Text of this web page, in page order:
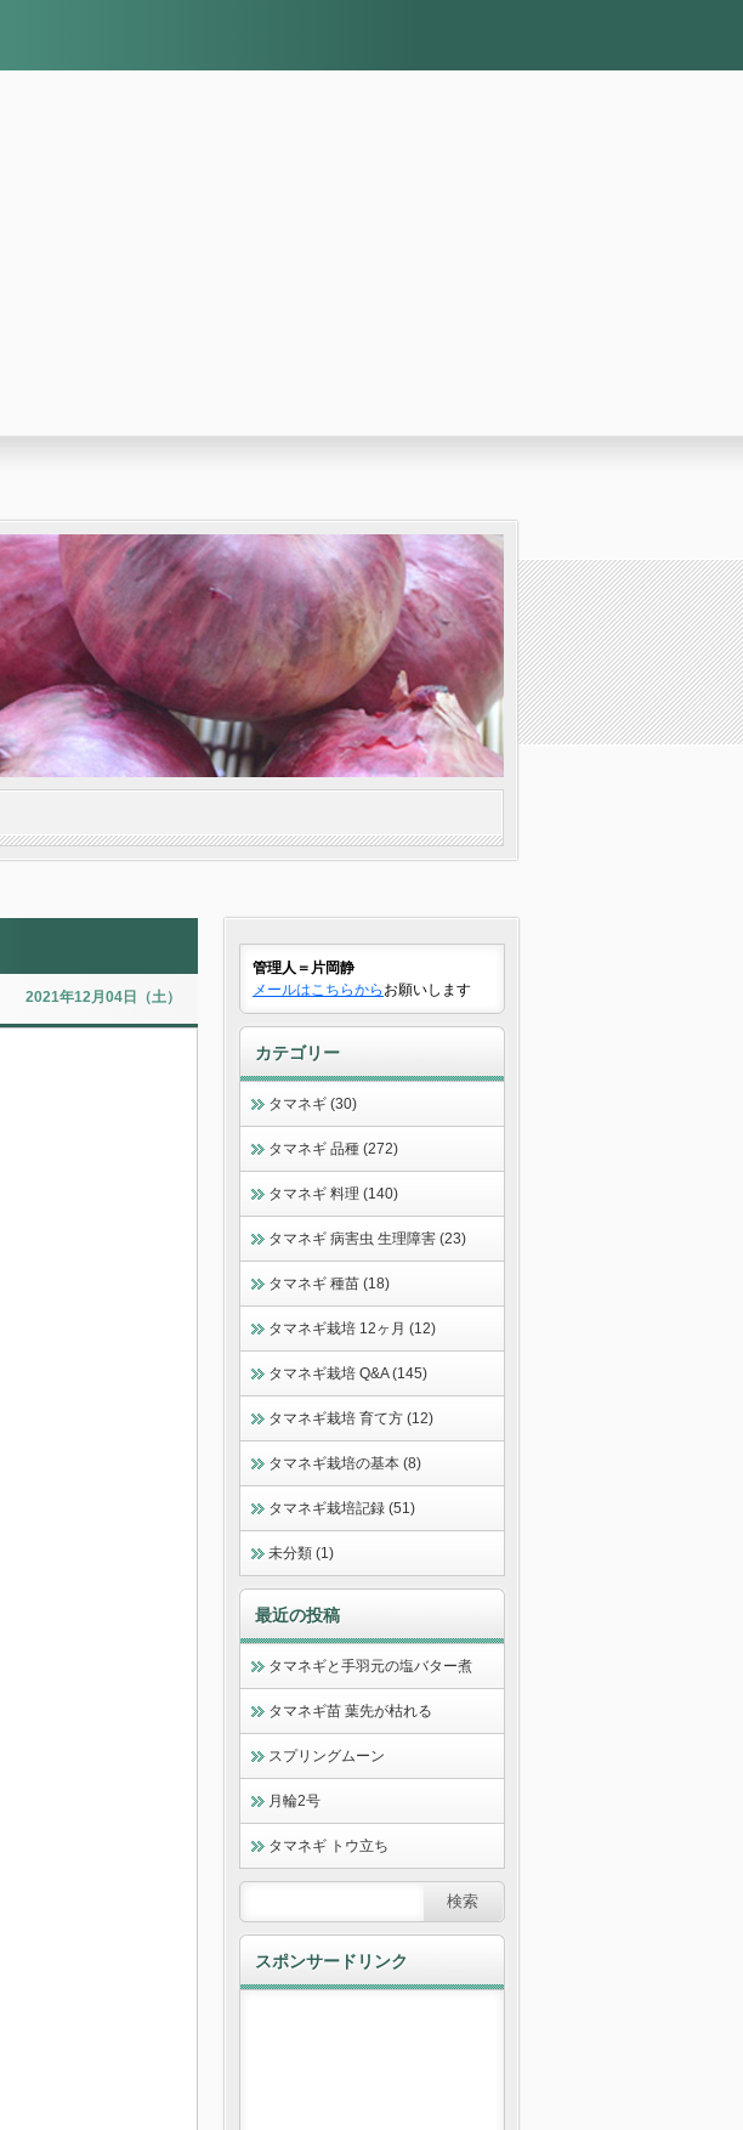
2021年12月04日（土）
管理人＝片岡静
メールはこちらから お願いします
カテゴリー
タマネギ (30)
タマネギ 品種 (272)
タマネギ 料理 (140)
タマネギ 病害虫 生理障害 (23)
タマネギ 種苗 (18)
タマネギ栽培 12ヶ月 (12)
タマネギ栽培 Q&A (145)
タマネギ栽培 育て方 (12)
タマネギ栽培の基本 (8)
タマネギ栽培記録 (51)
未分類 (1)
最近の投稿
タマネギと手羽元の塩バター煮
タマネギ苗 葉先が枯れる
スプリングムーン
月輪2号
タマネギ トウ立ち
スポンサードリンク